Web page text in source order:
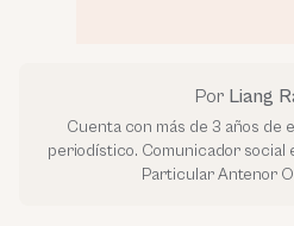
Por Liang
Cuenta con más de 3 años de
periodístico. Comunicador social
Particular Antenor